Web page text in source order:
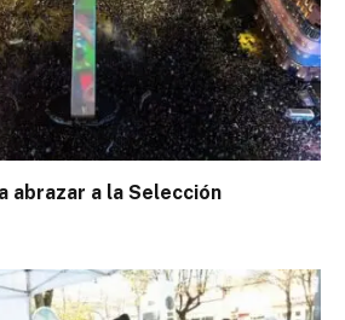
abrazar a la Selección